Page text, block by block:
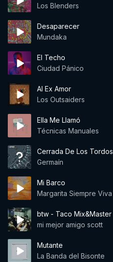
Los Blenders
Desaparecer
Mundaka
El Techo
Ciudad Pánico
Al Ex Amor
Los Outsaiders
Ella Me Llamó
Técnicas Manuales
Cerrada De Los Tordos
Germaín
Mi Barco
Margarita Siempre Viva
btw - Taco Mix&Master
mi mejor amigo scott
Mutante
La Banda del Bisonte